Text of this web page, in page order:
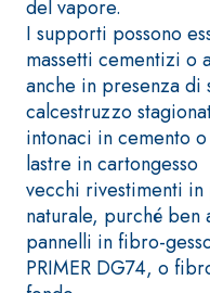
del vapore.
I supporti possono
massetti cementizi o
anche in presenza di
calcestruzzo
intonaci in cemento
lastre in cartongesso
vecchi rivestimenti
naturale, purché ben
pannelli in fibro-
PRIMER DG74, o
Sistema RIPRISTINO
CALCESTRUZZO
PRODOTTI
GEOACTIVE R4 40
Malta rapida
contenente
leganti
solfatoresistenti,
polimero-
tixotropica,
fibrorinforzata,